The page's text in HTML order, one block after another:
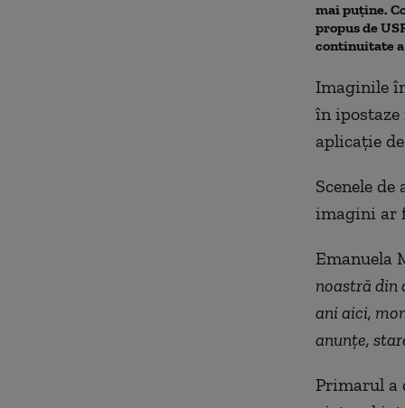
mai puține.
propus de
continuitate
Imaginile
în ipostaze
aplicație
Scenele
imagini ar
Emanuela
noastră din
ani aici,
anunțe,
Primarul a